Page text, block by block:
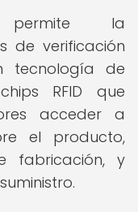
permite la
de verificación
tecnología de
RFID que
acceder a
el producto,
fabricación, y